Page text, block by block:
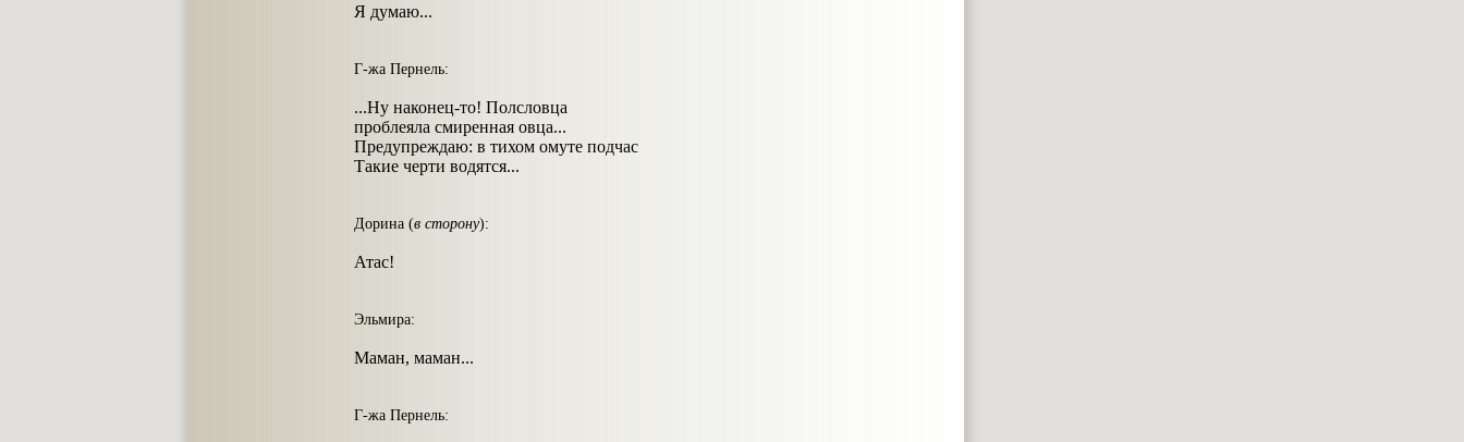
Я думаю...
Г-жа Пернель:
...Ну наконец-то! Полсловца
проблеяла смиренная овца...
Предупреждаю: в тихом омуте подчас
Такие черти водятся...
Дорина (в сторону):
Атас!
Эльмира:
Маман, маман...
Г-жа Пернель: